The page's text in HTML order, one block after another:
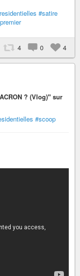
#satire
4 0 4
? (Vlog)" sur
#scoop